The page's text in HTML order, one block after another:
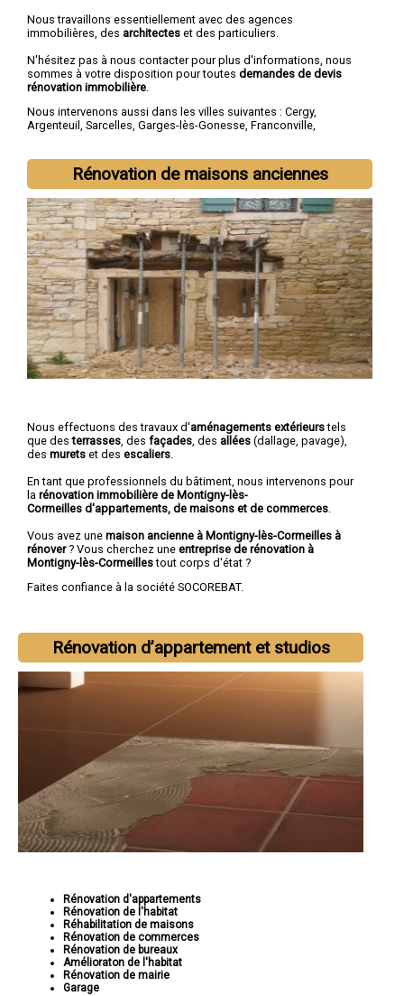
Nous travaillons essentiellement avec des agences
immobilières, des architectes et des particuliers.
N'hésitez pas à nous contacter pour plus d'informations, nous
sommes à votre disposition pour toutes demandes de devis
rénovation immobilière
Nous intervenons aussi dans les villes suivantes : Cergy,
Argenteuil , Sarcelles, Garges-lès-Gonesse, Franconville,
Rénovation de maisons anciennes
Nous effectuons des travaux d'aménagements extérieurstels
que desterrasses , des façades , des allées (dallage, pavage),
des murets et des escaliers
En tant que professionnels du bâtiment, nous intervenons pour
la rénovation immobilière de Montigny-lès-
Cormeilles d'appartements, de maisons et de commerces
Vous avez une maison ancienne à Montigny-lès-Cormeilles à
rénover? Vous cherchez une entreprise de rénovation à
Montigny-lès-Cormeillestout corps d'état ?
Faites confiance à la société SOCOREBAT.
Rénovation d’appartement et studios
Rénovation d'appartements
Rénovation de l'habitat
Réhabilitation de maisons
Rénovation de commerces
Rénovation de bureaux
Amélioraton de l'habitat
Rénovation de mairie
Garage